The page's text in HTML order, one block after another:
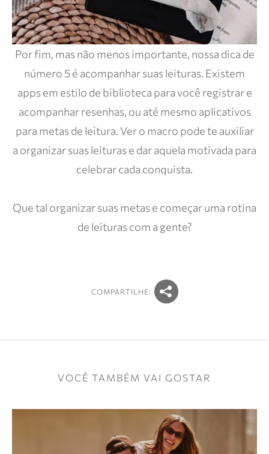
Por fim, mas não menos importante, nossa dica de
número 5 é acompanhar suas leituras. Existem
apps em estilo de biblioteca para você registrar e
acompanhar resenhas, ou até mesmo aplicativos
para metas de leitura. Ver o macro pode te auxiliar
a organizar suas leituras e dar aquela motivada para
celebrar cada conquista.
Que tal organizar suas metas e começar uma rotina
de leituras com a gente?
COMPARTILHE:
VOCÊ TAMBÉM VAI GOSTAR